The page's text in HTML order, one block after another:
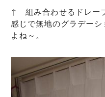
↑ 組み合わせるドレー
感じで無地のグラデー
よね～。